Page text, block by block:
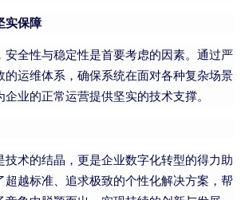
实保障
安全性与稳定性是首要考虑的因素。通过严
的运维体系，确保系统在面对各种复杂场景
业的正常运营提供坚实的技术支撑。
技术的结晶，更是企业数字化转型的得力助
超越标准、追求极致的个性化解决方案，帮